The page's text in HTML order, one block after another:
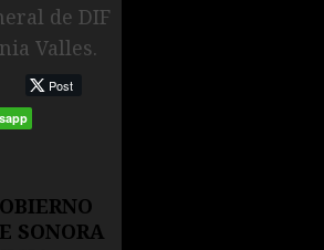
de DIF
Valles.
Post
SONORA